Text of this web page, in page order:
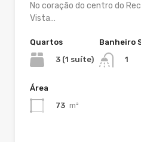
No coração do centro do
Vista…
Quartos
3 (1 suíte)
Banheiro
1
Área
73 m²